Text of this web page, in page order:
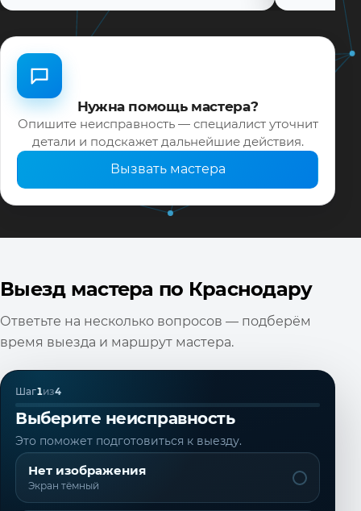
Нужна помощь мастера?
Опишите неисправность — специалист уточнит
детали и подскажет дальнейшие действия.
Вызвать мастера
Выезд мастера по Краснодару
Ответьте на несколько вопросов — подберём
время выезда и маршрут мастера.
Шаг1из4
Выберите неисправность
Это поможет подготовиться к выезду.
Нет изображения
Экран тёмный